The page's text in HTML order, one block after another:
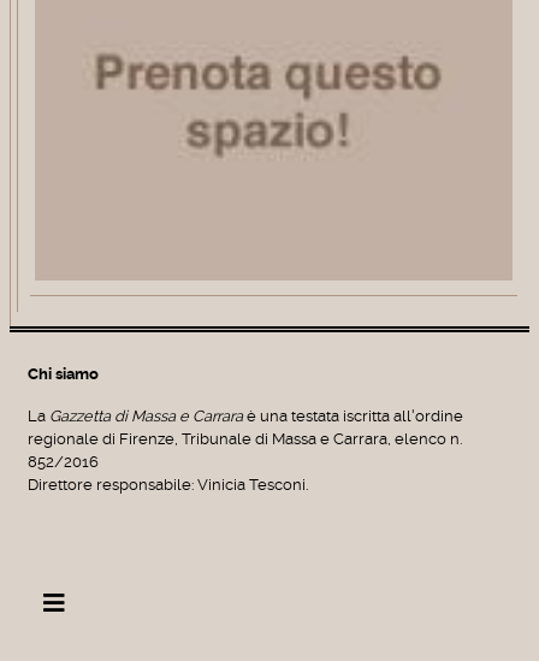
Chi siamo
La Gazzetta di Massa e Carraraè una testata iscritta all'ordine
regionale di Firenze, Tribunale di Massa e Carrara, elenco n.
852/2016
Direttore responsabile: Vinicia Tesconi.